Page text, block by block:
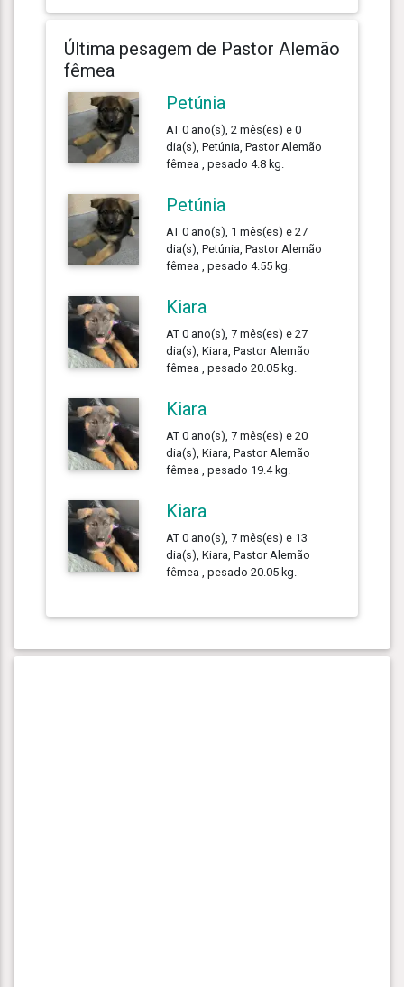
Última pesagem de Pastor Alemão
fêmea
Petúnia
AT 0 ano(s), 2 mês(es) e 0
dia(s), Petúnia, Pastor Alemão
fêmea , pesado 4.8 kg.
Petúnia
AT 0 ano(s), 1 mês(es) e 27
dia(s), Petúnia, Pastor Alemão
fêmea , pesado 4.55 kg.
Kiara
AT 0 ano(s), 7 mês(es) e 27
dia(s), Kiara, Pastor Alemão
fêmea , pesado 20.05 kg.
Kiara
AT 0 ano(s), 7 mês(es) e 20
dia(s), Kiara, Pastor Alemão
fêmea , pesado 19.4 kg.
Kiara
AT 0 ano(s), 7 mês(es) e 13
dia(s), Kiara, Pastor Alemão
fêmea , pesado 20.05 kg.